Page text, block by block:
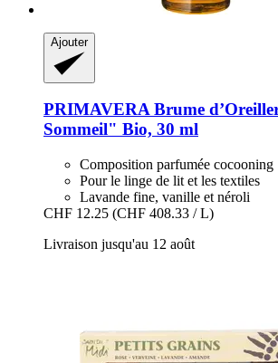
Ajouter
PRIMAVERABrume
Sommeil" Bio, 30 ml
Composition parfumée cocooning
Pour le linge de lit et les textiles
Lavande fine, vanille et néroli
CHF 12.25 (CHF 408.33 / L)
Livraison jusqu'au 12 août